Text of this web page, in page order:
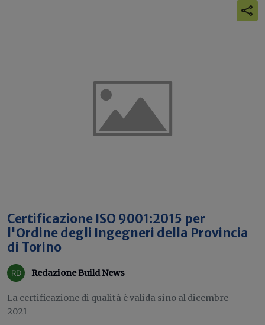
Certificazione ISO 9001:2015 per
l'Ordine degli Ingegneri della Provincia
di Torino
Redazione Build News
La certificazione di qualità è valida sino al dicembre
2021